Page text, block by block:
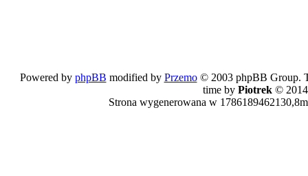
Powered by phpBB modified by Przemo© 2003 phpBB Group.
time by Piotrek © 2014
Strona wygenerowana w